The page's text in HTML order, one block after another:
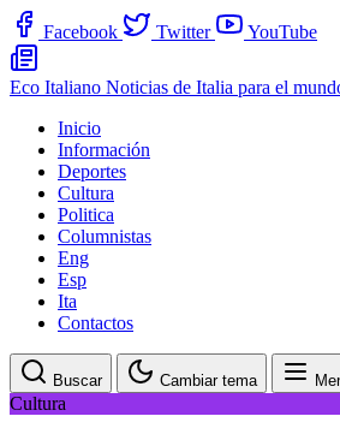
Facebook Twitter YouTube
Eco Italiano Noticias de Italia para el
Inicio
Información
Deportes
Cultura
Politica
Columnistas
Eng
Esp
Ita
Contactos
Buscar Cambiar tema
Cultura